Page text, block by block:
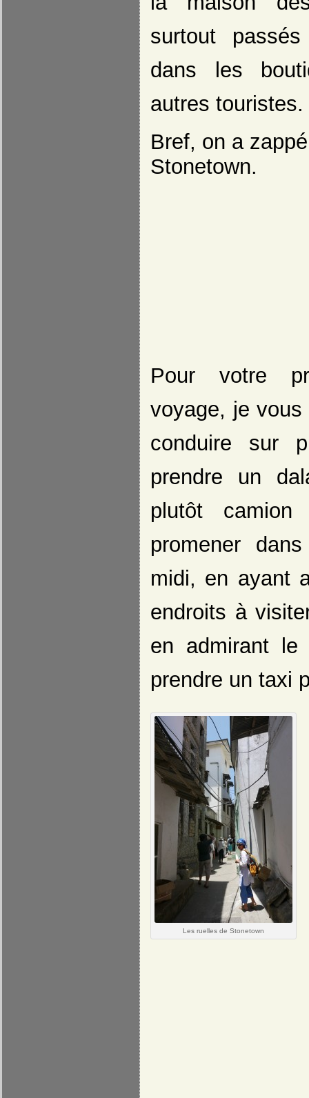
surtout
dans les
autres touristes.
Bref, on a zappé
Stonetown.
Pour votre
voyage, je
conduire sur
prendre un
plutôt
promener
midi, en ayant
endroits à
en admirant
prendre un taxi
Les ruelles de Stonetown